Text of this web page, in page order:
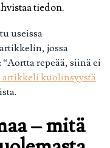
tiedon.
useissa
jossa
repeää, siinä ei
kuolinsyystä
– mitä